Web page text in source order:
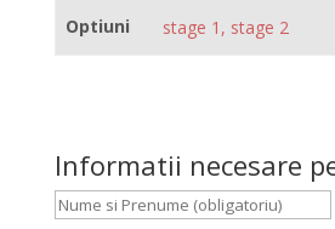
Optiuni stage 1, stage 2
Informatii necesare